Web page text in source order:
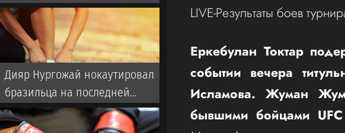
LIVE-Результаты боев
Еркебулан Токтар
событии вечера
Исламова. Жуман
бывшими бойцами
всех боев на UFC Vegas 120
Дияр Нургожай нокаутировал
бразильца на последней
секунде первого раунда в UFC!
Видео и слова после боя